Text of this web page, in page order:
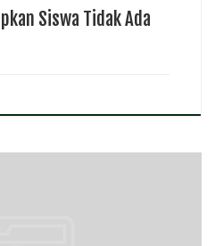
Siswa Tidak Ada